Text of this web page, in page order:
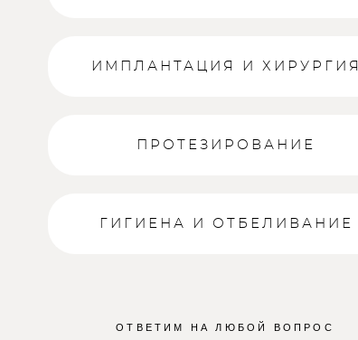
ИМПЛАНТАЦИЯ И ХИРУРГИЯ
ПРОТЕЗИРОВАНИЕ
ГИГИЕНА И ОТБЕЛИВАНИЕ
ОТВЕТИМ НА ЛЮБОЙ ВОПРОС